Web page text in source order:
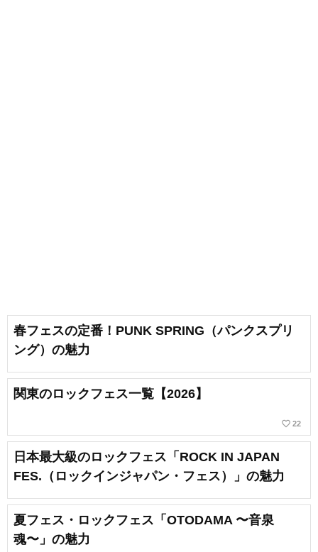
春フェスの定番！PUNK SPRING（パンクスプリ
ング）の魅力
関東のロックフェス一覧【2026】
favorite_border 22
日本最大級のロックフェス「ROCK IN JAPAN
FES.（ロックインジャパン・フェス）」の魅力
夏フェス・ロックフェス「OTODAMA 〜音泉
魂〜」の魅力